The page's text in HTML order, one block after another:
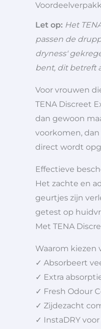
Let op: Het
passen de
dryness'
bent, dit betreft
Voor vrouwen
TENA Discreet
dan gewoon
voorkomen, dan
direct wordt
Effectieve
Het zachte en
geurtjes zijn
getest op
Met TENA
Waarom kiezen
✓ Absorbeert
✓ Extra
✓ Fresh Odour
✓ Zijdezacht
✓ InstaDRY